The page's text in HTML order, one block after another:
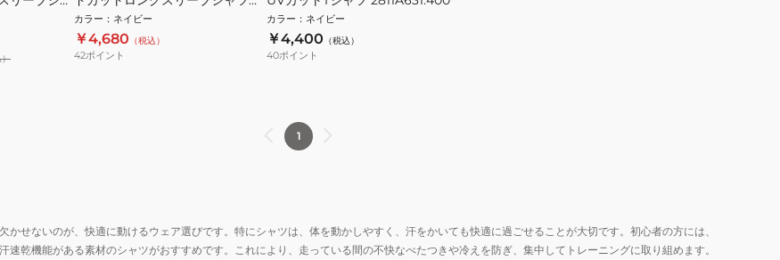
）
2811A452.400
カラー ： ネイビー
￥4,680 （税込）
42ポイント
カラー ： ネイビー
￥4,400 （税込）
40ポイント
1
かせないのが、快適に動けるウェア選びです。特にシャツは、体を動かしやすく、汗をかいても快適に過ごせることが大切です。初心者の方には、
速乾機能がある素材のシャツがおすすめです。これにより、走っている間の不快なべたつきや冷えを防ぎ、集中してトレーニングに取り組めます。